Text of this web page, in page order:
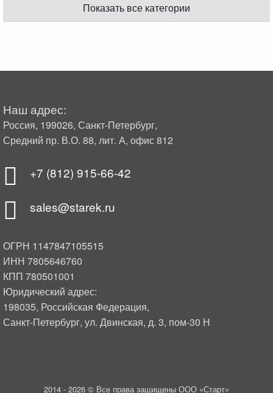
Показать все категории
Наш адрес:
Россия, 199026, Санкт-Петербург,
Средний пр. В.О. 88, лит. А, офис 812
+7 (812) 915-66-42
sales@starek.ru
ОГРН 1147847105515
ИНН 7805646760
КПП 780501001
Юридический адрес:
198035, Российская Федерация,
Санкт-Петербург, ул. Двинская, д. 3, пом-30 Н
2014 - 2026 © Все права защищены ООО «Старт»